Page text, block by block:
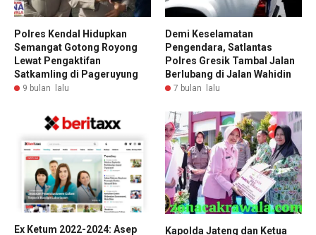
Polres Kendal Hidupkan
Semangat Gotong Royong
Lewat Pengaktifan
Satkamling di Pageruyung
9 bulan lalu
Demi Keselamatan
Pengendara, Satlantas
Polres Gresik Tambal Jalan
Berlubang di Jalan Wahidin
7 bulan lalu
Ex Ketum 2022-2024: Asep
Kapolda Jateng dan Ketua